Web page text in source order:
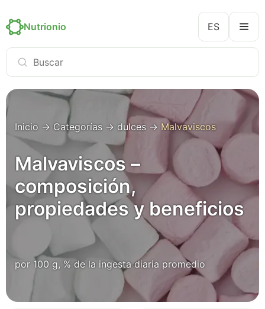
Nutrionio ES
Inicio → Categorías → dulces → Malvaviscos
Malvaviscos –
composición,
propiedades y beneficios
por 100 g, % de la ingesta diaria promedio